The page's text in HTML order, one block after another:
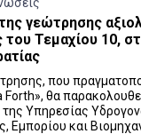
γεώτρησης
του Τεμαχίου 10,
που
θα
Υπηρεσίας
Εμπορίου και